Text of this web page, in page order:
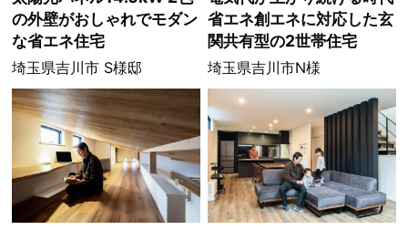
の外壁がおしゃれでモダン
な省エネ住宅
埼玉県吉川市 S様邸
省エネ創エネに対応した玄
関共有型の2世帯住宅
埼玉県吉川市N様